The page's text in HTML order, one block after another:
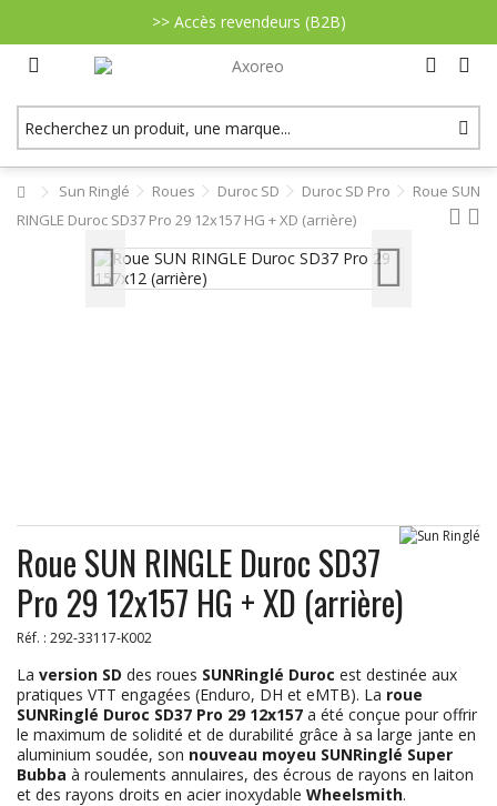
>> Accès revendeurs (B2B)
Sun Ringlé Roues Duroc SD Duroc SD Pro
Roue SUN
RINGLE Duroc SD37 Pro 29 12x157 HG + XD (arrière)
Roue SUN RINGLE Duroc SD37
Pro 29 12x157 HG + XD (arrière)
Réf. : 292-33117-K002
La version SD des roues SUNRinglé Duroc est destinée aux
pratiques VTT engagées (Enduro, DH et eMTB). La roue
SUNRinglé Duroc SD37 Pro 29 12x157 a été conçue pour offrir
le maximum de solidité et de durabilité grâce à sa large jante en
aluminium soudée, son nouveau moyeu SUNRinglé Super
Bubba à roulements annulaires, des écrous de rayons en laiton
et des rayons droits en acier inoxydable Wheelsmith.